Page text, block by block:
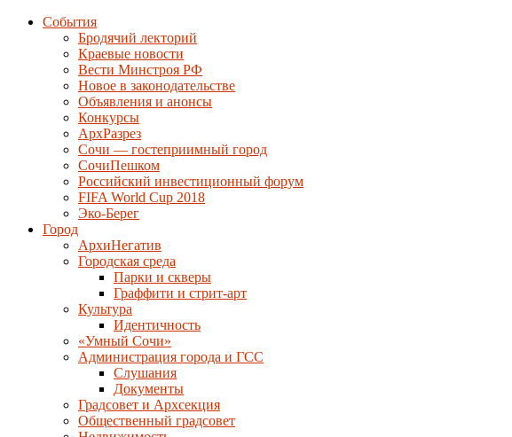
События
Бродячий лекторий
Краевые новости
Вести Минстроя РФ
Новое в законодательстве
Объявления и анонсы
Конкурсы
АрхРазрез
Сочи — гостеприимный город
СочиПешком
Российский инвестиционный форум
FIFA World Cup 2018
Эко-Берег
Город
АрхиНегатив
Городская среда
Парки и скверы
Граффити и стрит-арт
Культура
Идентичность
«Умный Сочи»
Администрация города и ГСС
Слушания
Документы
Градсовет и Архсекция
Общественный градсовет